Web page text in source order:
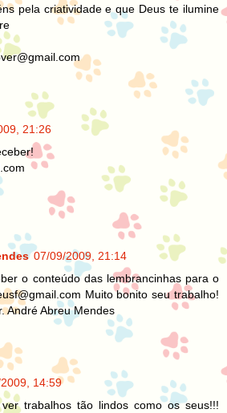
pela criatividade e que Deus te ilumine
21:26
07/09/2009, 21:14
o conteúdo das lembrancinhas para o
Muito bonito seu trabalho!
André Abreu Mendes
14:59
trabalhos tão lindos como os seus!!!